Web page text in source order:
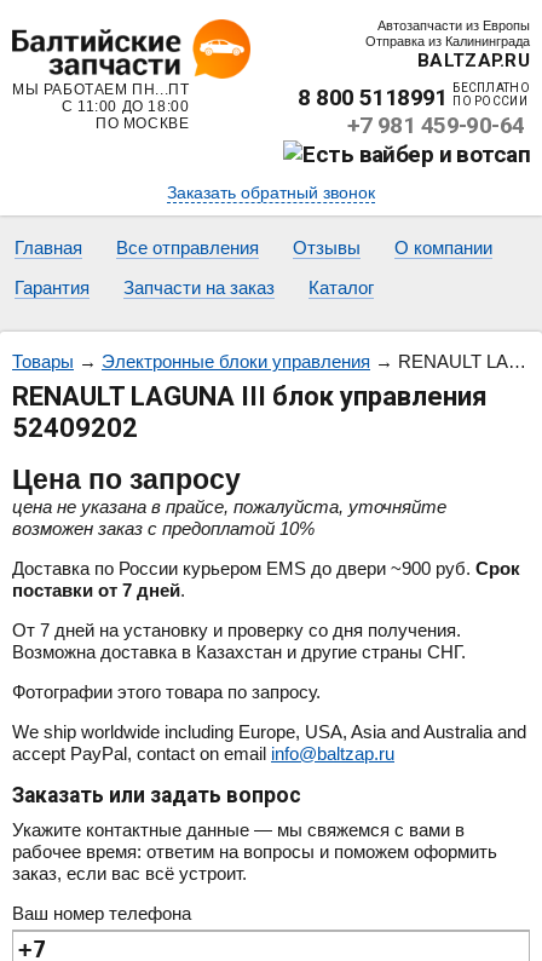
Автозапчасти из Европы
Отправка из Калининграда
BALTZAP.RU
МЫ РАБОТАЕМ ПН...ПТ
С 11:00 ДО 18:00
ПО МОСКВЕ
8 800 5118991
БЕСПЛАТНО
ПО РОССИИ
+7 981 459-90-64
Заказать обратный звонок
Главная Все отправления Отзывы
О компании
Гарантия
Запчасти на заказ Каталог
Товары → Электронные блоки управления → RENAULT LAGUNA III блок управления 52409202
RENAULT LAGUNA III блок управления
52409202
Цена по запросу
цена не указана в прайсе, пожалуйста, уточняйте
возможен заказ с предоплатой 10%
Доставка по России курьером EMS до двери ~900 руб. Срок
поставки от 7 дней.
От 7 дней на установку и проверку со дня получения.
Возможна доставка в Казахстан и другие страны СНГ.
Фотографии этого товара по запросу.
We ship worldwide including Europe, USA, Asia and Australia and
accept PayPal, contact on email info@baltzap.ru
Заказать или задать вопрос
Укажите контактные данные — мы свяжемся с вами в
рабочее время: ответим на вопросы и поможем оформить
заказ, если вас всё устроит.
Ваш номер телефона